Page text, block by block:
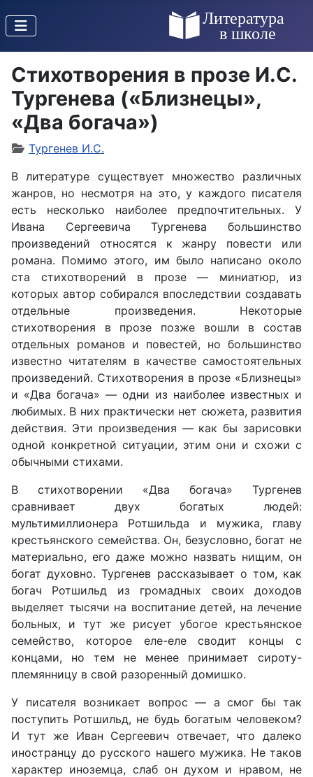
Стихотворения в прозе И.С.
Тургенева («Близнецы»,
«Два богача»)
Тургенев И.С.
В литературе существует множество различных
жанров, но несмотря на это, у каждого писателя
есть несколько наиболее предпочтительных. У
Ивана Сергеевича Тургенева большинство
произведений относятся к жанру повести или
романа. Помимо этого, им было написано около
ста стихотворений в прозе — миниатюр, из
которых автор собирался впоследствии создавать
отдельные произведения. Некоторые
стихотворения в прозе позже вошли в состав
отдельных романов и повестей, но большинство
известно читателям в качестве самостоятельных
произведений. Стихотворения в прозе «Близнецы»
и «Два богача» — одни из наиболее известных и
любимых. В них практически нет сюжета, развития
действия. Эти произведения — как бы зарисовки
одной конкретной ситуации, этим они и схожи с
обычными стихами.
В стихотворении «Два богача» Тургенев
сравнивает двух богатых людей:
мультимиллионера Ротшильда и мужика, главу
крестьянского семейства. Он, безусловно, богат не
материально, его даже можно назвать нищим, он
богат духовно. Тургенев рассказывает о том, как
богач Ротшильд из громадных своих доходов
выделяет тысячи на воспитание детей, на лечение
больных, и тут же рисует убогое крестьянское
семейство, которое еле-еле сводит концы с
концами, но тем не менее принимает сироту-
племянницу в свой разоренный домишко.
У писателя возникает вопрос — а смог бы так
поступить Ротшильд, не будь богатым человеком?
И тут же Иван Сергеевич отвечает, что далеко
иностранцу до русского нашего мужика. Не таков
характер иноземца, слаб он духом и нравом, не